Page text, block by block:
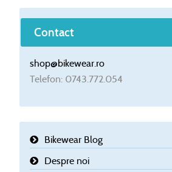
Contact
shop@bikewear.ro
Telefon: 0743.772.054
Bikewear Blog
Despre noi